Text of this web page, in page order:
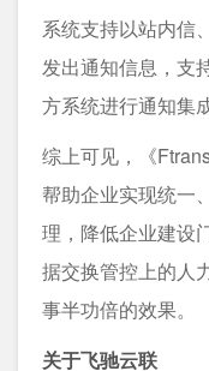
系统支持以站内信
发出通知信息，支
方系统进行通知集成
综上可见，《
帮助企业实现统一
理，降低企业建设
据交换管控上的人
事半功倍的效果。
关于飞驰云联